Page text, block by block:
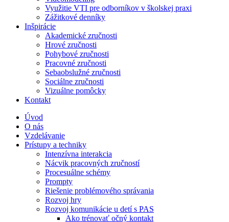
Využitie VTI pre odborníkov v školskej praxi
Zážitkové denníky
Inšpirácie
Akademické zručnosti
Hrové zručnosti
Pohybové zručnosti
Pracovné zručnosti
Sebaobslužné zručnosti
Sociálne zručnosti
Vizuálne pomôcky
Kontakt
Úvod
O nás
Vzdelávanie
Prístupy a techniky
Intenzívna interakcia
Nácvik pracovných zručností
Procesuálne schémy
Prompty
Riešenie problémového správania
Rozvoj hry
Rozvoj komunikácie u detí s PAS
Ako trénovať očný kontakt